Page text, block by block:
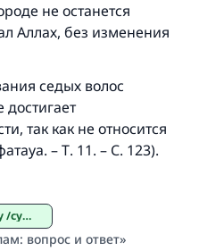
не останется
Аллах, без изменения
седых волос
достигает
так как не относится
– Т. 11. – С. 123).
вопрос и ответ»